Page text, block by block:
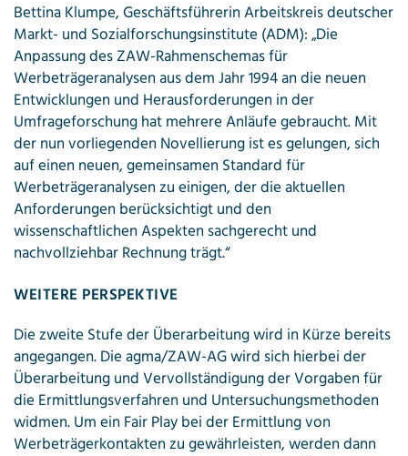
Bettina Klumpe, Geschäftsführerin Arbeitskreis deutscher
Markt- und Sozialforschungsinstitute (ADM): „Die
Anpassung des ZAW-Rahmenschemas für
Werbeträgeranalysen aus dem Jahr 1994 an die neuen
Entwicklungen und Herausforderungen in der
Umfrageforschung hat mehrere Anläufe gebraucht. Mit
der nun vorliegenden Novellierung ist es gelungen, sich
auf einen neuen, gemeinsamen Standard für
Werbeträgeranalysen zu einigen, der die aktuellen
Anforderungen berücksichtigt und den
wissenschaftlichen Aspekten sachgerecht und
nachvollziehbar Rechnung trägt.“
WEITERE PERSPEKTIVE
Die zweite Stufe der Überarbeitung wird in Kürze bereits
angegangen. Die agma/ZAW-AG wird sich hierbei der
Überarbeitung und Vervollständigung der Vorgaben für
die Ermittlungsverfahren und Untersuchungsmethoden
widmen. Um ein Fair Play bei der Ermittlung von
Werbeträgerkontakten zu gewährleisten, werden dann